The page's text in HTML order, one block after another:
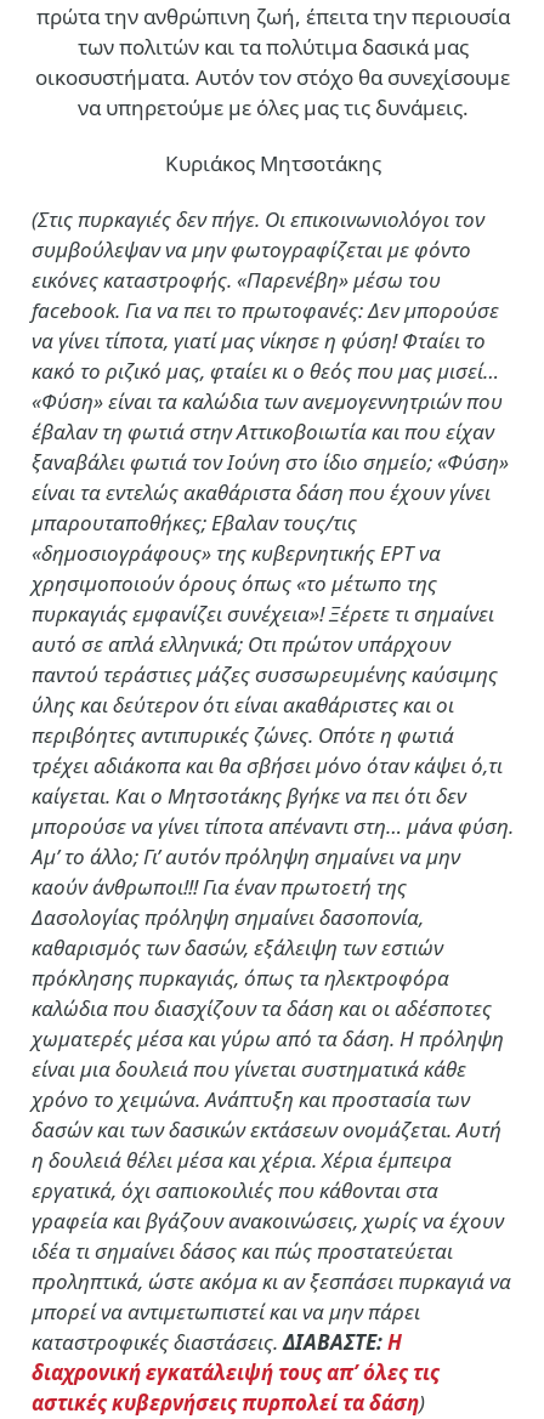
πρώτα την ανθρώπινη ζωή, έπειτα την περιουσία
των πολιτών και τα πολύτιμα δασικά μας
οικοσυστήματα. Αυτόν τον στόχο θα συνεχίσουμε
να υπηρετούμε με όλες μας τις δυνάμεις.
Κυριάκος Μητσοτάκης
(Στις πυρκαγιές δεν πήγε. Οι επικοινωνιολόγοι τον
συμβούλεψαν να μην φωτογραφίζεται με φόντο
εικόνες καταστροφής. «Παρενέβη» μέσω του
facebook. Για να πει το πρωτοφανές: Δεν μπορούσε
να γίνει τίποτα, γιατί μας νίκησε η φύση! Φταίει το
κακό το ριζικό μας, φταίει κι ο θεός που μας μισεί…
«Φύση» είναι τα καλώδια των ανεμογεννητριών που
έβαλαν τη φωτιά στην Αττικοβοιωτία και που είχαν
ξαναβάλει φωτιά τον Ιούνη στο ίδιο σημείο; «Φύση»
είναι τα εντελώς ακαθάριστα δάση που έχουν γίνει
μπαρουταποθήκες; Εβαλαν τους/τις
«δημοσιογράφους» της κυβερνητικής ΕΡΤ να
χρησιμοποιούν όρους όπως «το μέτωπο της
πυρκαγιάς εμφανίζει συνέχεια»! Ξέρετε τι σημαίνει
αυτό σε απλά ελληνικά; Οτι πρώτον υπάρχουν
παντού τεράστιες μάζες συσσωρευμένης καύσιμης
ύλης και δεύτερον ότι είναι ακαθάριστες και οι
περιβόητες αντιπυρικές ζώνες. Οπότε η φωτιά
τρέχει αδιάκοπα και θα σβήσει μόνο όταν κάψει ό,τι
καίγεται. Και ο Μητσοτάκης βγήκε να πει ότι δεν
μπορούσε να γίνει τίποτα απέναντι στη… μάνα φύση.
Αμ’ το άλλο; Γι’ αυτόν πρόληψη σημαίνει να μην
καούν άνθρωποι!!! Για έναν πρωτοετή της
Δασολογίας πρόληψη σημαίνει δασοπονία,
καθαρισμός των δασών, εξάλειψη των εστιών
πρόκλησης πυρκαγιάς, όπως τα ηλεκτροφόρα
καλώδια που διασχίζουν τα δάση και οι αδέσποτες
χωματερές μέσα και γύρω από τα δάση. Η πρόληψη
είναι μια δουλειά που γίνεται συστηματικά κάθε
χρόνο το χειμώνα. Ανάπτυξη και προστασία των
δασών και των δασικών εκτάσεων ονομάζεται. Αυτή
η δουλειά θέλει μέσα και χέρια. Χέρια έμπειρα
εργατικά, όχι σαπιοκοιλιές που κάθονται στα
γραφεία και βγάζουν ανακοινώσεις, χωρίς να έχουν
ιδέα τι σημαίνει δάσος και πώς προστατεύεται
προληπτικά, ώστε ακόμα κι αν ξεσπάσει πυρκαγιά να
μπορεί να αντιμετωπιστεί και να μην πάρει
καταστροφικές διαστάσεις.ΔΙΑΒΑΣΤΕ:Η
διαχρονική εγκατάλειψή τους απ’ όλες τις
αστικές κυβερνήσεις πυρπολεί τα δάση)